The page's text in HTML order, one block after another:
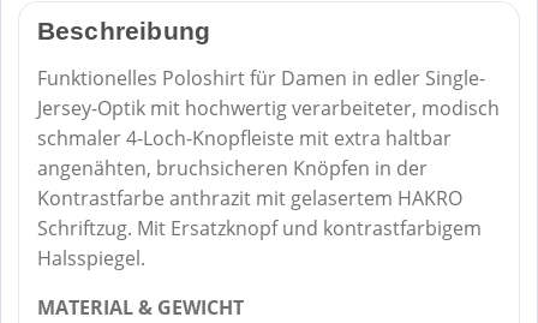
Beschreibung
Funktionelles Poloshirt für Damen in edler Single-
Jersey-Optik mit hochwertig verarbeiteter, modisch
schmaler 4-Loch-Knopfleiste mit extra haltbar
angenähten, bruchsicheren Knöpfen in der
Kontrastfarbe anthrazit mit gelasertem HAKRO
Schriftzug. Mit Ersatzknopf und kontrastfarbigem
Halsspiegel.
MATERIAL & GEWICHT